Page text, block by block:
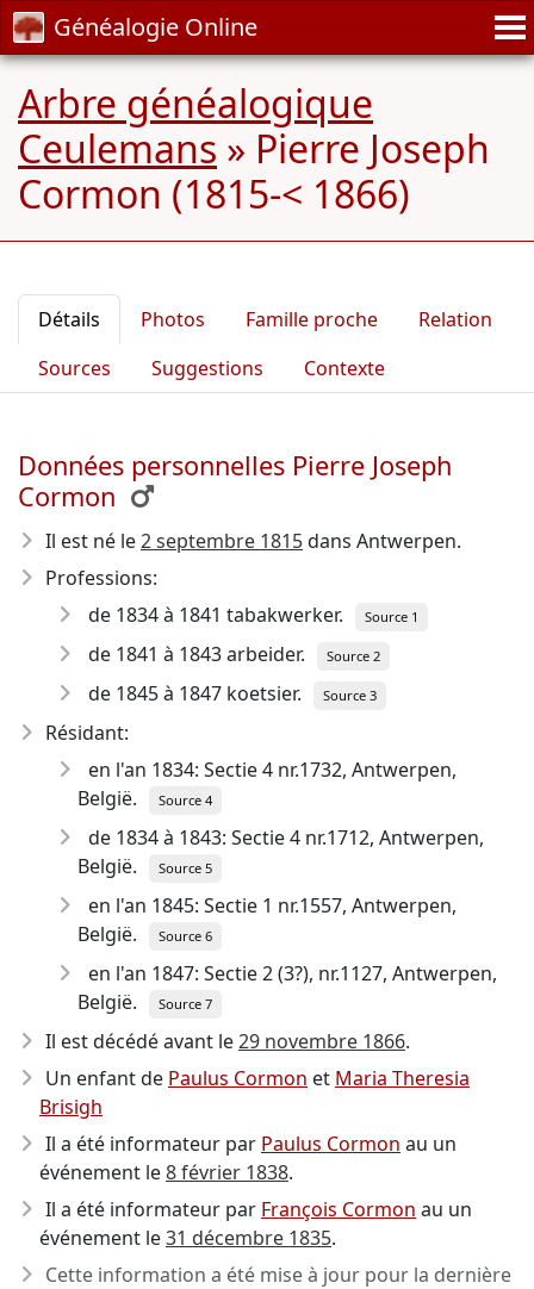
Généalogie Online
Arbre généalogique
Ceulemans » Pierre Joseph
Cormon (1815-< 1866)
Détails Photos Famille proche
Relation
Sources
Suggestions Contexte
Données personnelles Pierre Joseph
Cormon
Il est né le2 septembre 1815dans Antwerpen.
Professions:
de 1834 à 1841 tabakwerker.
Source 1
de 1841 à 1843 arbeider. Source 2
de 1845 à 1847 koetsier. Source 3
Résidant:
en l'an 1834: Sectie 4 nr.1732, Antwerpen,
België.
Source 4
de 1834 à 1843: Sectie 4 nr.1712, Antwerpen,
België.
Source 5
en l'an 1845: Sectie 1 nr.1557, Antwerpen,
België.
Source 6
en l'an 1847: Sectie 2 (3?), nr.1127, Antwerpen,
België.
Source 7
Il est décédé avant le29 novembre 1866.
Un enfant de Paulus Cormon et Maria Theresia
Brisigh
Il a été informateur par Paulus Cormon au un
événement le8 février 1838.
Il a été informateur par François Cormon au un
événement le31 décembre 1835.
Cette information a été mise à jour pour la dernière